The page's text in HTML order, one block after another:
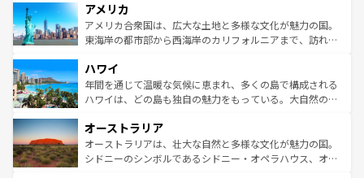
ンツ一覧を参照してほしい。
の建物がそのまま残る町や、スイスならではのユニークな
博物館もあり、アルプス観光だけでなく町歩きも満喫する
ことができる。国民の所得が高いため物価も高いが、旅行
ば市内交通費無料で観光を楽しむこともできる。 なお、新
着のスイス情報はコンテンツ一覧 を参照してほしい。
アメリカ
アメリカ合衆国は、広大な土地と多様な文化が魅力の国。
東海岸の都市部から西海岸のカリフォルニアまで、訪れる
のような巨大都市は、観光、ショッピング、エンターテイ
ンメントが詰まった刺激的なスポットだ。一方、アメリカ
西部には大自然が広がり、グランドキャニオンやイエロー
部のニューオーリンズでは、音楽と美食が融合した独特の
文化が魅力。旅行者はアメリカの各地域で異なる魅力を楽
しみながら、その多様性と豊かな歴史を感じることができ
ハワイ
年間を通じて温暖な気候に恵まれ、多くの島で構成される
ハワイは、どの島も独自の魅力をもっている。大自然の神
ワイ島は見逃せない。また、定番の観光地といえばオアフ
島だが、静かな自然を求めるならマウイ島やカウアイ島が
おすすめ。エメラルドグリーンに輝く海をはじめ、豊かな
オーストラリア
オーストラリアは、壮大な自然と多様な文化が魅力の国。
シドニーのシンボルであるシドニー・オペラハウス、オー